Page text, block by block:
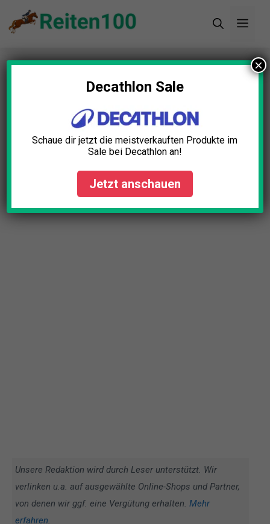
Inhalt
Startseite»Blog»Reitstiefel Kunststoff Test: Die
5 besten (Bestenliste)
Reitstiefel Kunststoff Test:
Die 5 besten (Bestenliste)
Isabelle Fischer April 23, 2025
Unsere Redaktion wird durch Leser unterstützt. Wir
verlinken u.a. auf ausgewählte Online-Shops und Partner,
von denen wir ggf. eine Vergütung erhalten. Mehr
erfahren.
Decathlon Sale
Schaue dir jetzt die meistverkauften Produkte im
Sale bei Decathlon an!
Jetzt anschauen
×